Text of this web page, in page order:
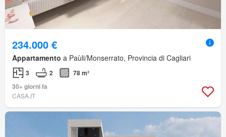
234.000 €
Appartamento a Paùli/Monserrato, Provincia di Cagliari
3 2
78 m²
30+ giorni fa
CASA.IT